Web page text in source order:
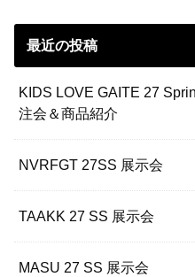
最近の投稿
KIDS LOVE GAITE 27
注会＆商品紹介
NVRFGT 27SS 展示会
TAAKK 27 SS 展示会
MASU 27 SS 展示会